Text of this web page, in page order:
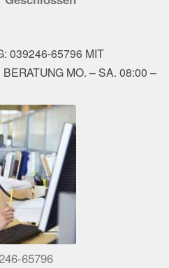
039246-65796 MIT
MO. – SA. 08:00 –
65796